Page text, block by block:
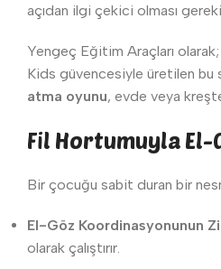
açıdan ilgi çekici olması
Yengeç Eğitim Araçları
Kids güvencesiyle üretilen bu
atma oyunu, evde veya
Fil Hortumuyla El-
Bir çocuğu sabit duran bir
El-Göz Koordinasyonunun
olarak çalıştırır.